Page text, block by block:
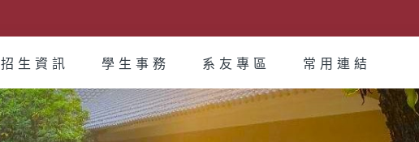
招生資訊 學生事務 系友專區 常用連結